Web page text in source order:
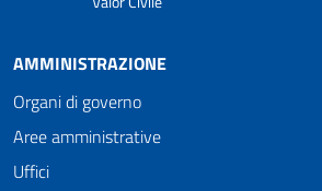
AMMINISTRAZIONE
Organi di governo
Aree amministrative
Uffici